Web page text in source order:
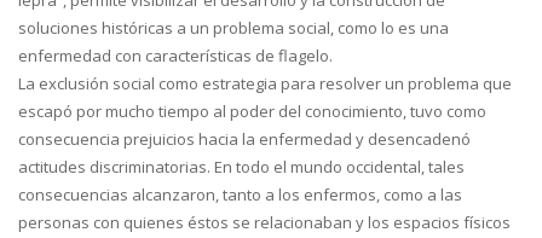
soluciones históricas a un problema social, como lo es una
enfermedad con características de flagelo.
La exclusión social como estrategia para resolver un problema que
escapó por mucho tiempo al poder del conocimiento, tuvo como
consecuencia prejuicios hacia la enfermedad y desencadenó
actitudes discriminatorias. En todo el mundo occidental, tales
consecuencias alcanzaron, tanto a los enfermos, como a las
personas con quienes éstos se relacionaban y los espacios físicos